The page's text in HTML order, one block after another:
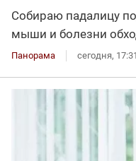
Собираю падалицу
мыши и болезни
Панорама сегодня, 17:31